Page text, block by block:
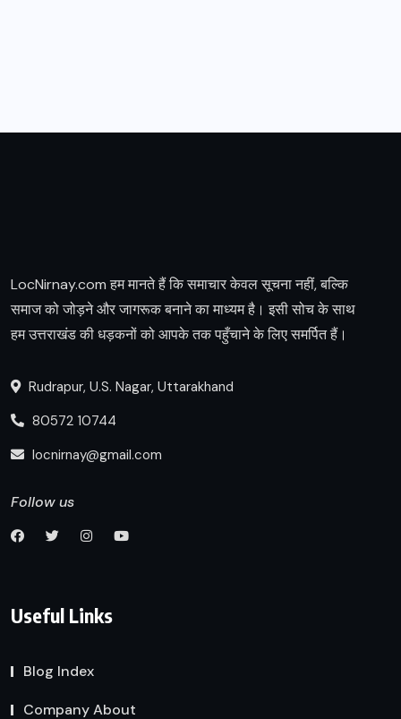
LocNirnay.com हम मानते हैं कि समाचार केवल सूचना नहीं, बल्कि
समाज को जोड़ने और जागरूक बनाने का माध्यम है। इसी सोच के साथ
हम उत्तराखंड की धड़कनों को आपके तक पहुँचाने के लिए समर्पित हैं।
Rudrapur, U.S. Nagar, Uttarakhand
80572 10744
locnirnay@gmail.com
Follow us
Useful Links
Blog Index
Company About